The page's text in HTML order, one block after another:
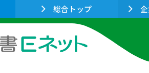
総合トップ